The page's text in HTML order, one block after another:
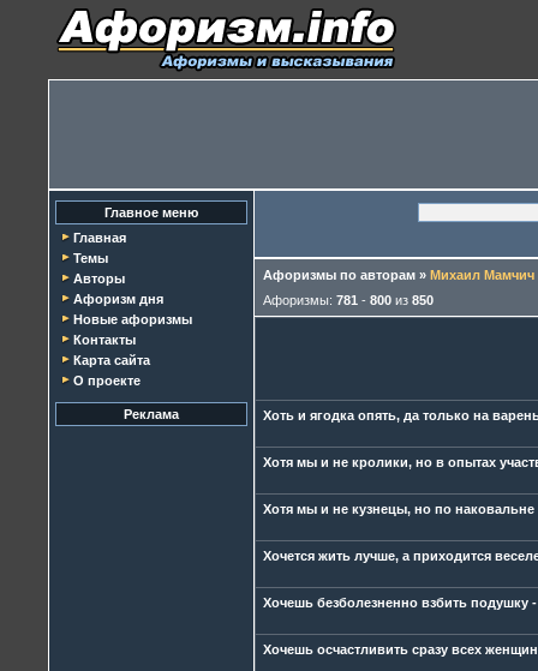
Главное меню
Главная
Темы
Авторы
Афоризм дня
Новые афоризмы
Контакты
Карта сайта
О проекте
Реклама
Афоризмы по авторам » Михаил Мамчич
Афоризмы: 781 - 800 из 850
Хоть и ягодка опять, да только на
Хотя мы и не кролики, но в опытах
Хотя мы и не кузнецы, но по
Хочется жить лучше, а приходится
Хочешь безболезненно взбить подушку
Хочешь осчастливить сразу всех